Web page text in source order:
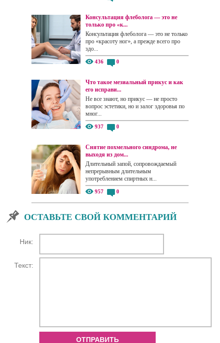
Консультация флеболога — это не
только про «к...
Консультация флеболога — это не только
про «красоту ног», а прежде всего про
здо...
436 0
Что такое мезиальный прикус и как
его исправи...
Не все знают, но прикус — не просто
вопрос эстетики, но и залог здоровья по
мног...
937 0
Снятие похмельного синдрома, не
выходя из дом...
Длительный запой, сопровождаемый
непрерывным длительным
употреблением спиртных н...
957 0
ОСТАВЬТЕ СВОЙ КОММЕНТАРИЙ
Ник:
Текст:
ОТПРАВИТЬ